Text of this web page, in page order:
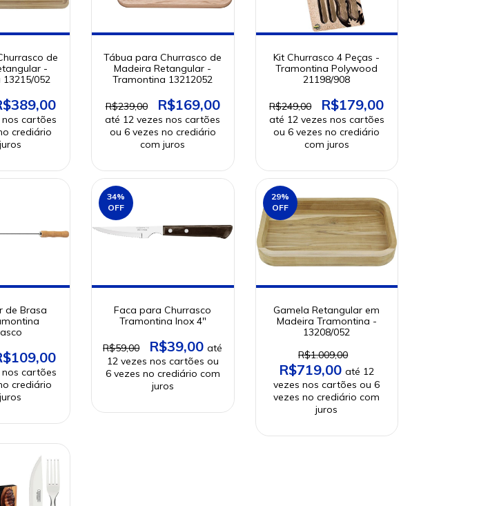
de
-
052
Tábua para Churrasco de
Madeira Retangular -
Tramontina 13212052
R$239,00 R$169,00
Kit Churrasco 4 Peças -
Tramontina Polywood
21198/908
R$249,00 R$179,00
de Brasa
34%
OFF
Faca para Churrasco
Tramontina Inox 4"
R$59,00 R$39,00
29%
OFF
Gamela Retangular em
Madeira Tramontina -
13208/052
R$1.009,00
R$719,00